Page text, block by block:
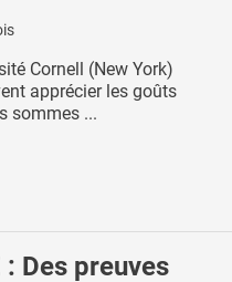
Cornell (New York)
apprécier les goûts
sommes ...
: Des preuves